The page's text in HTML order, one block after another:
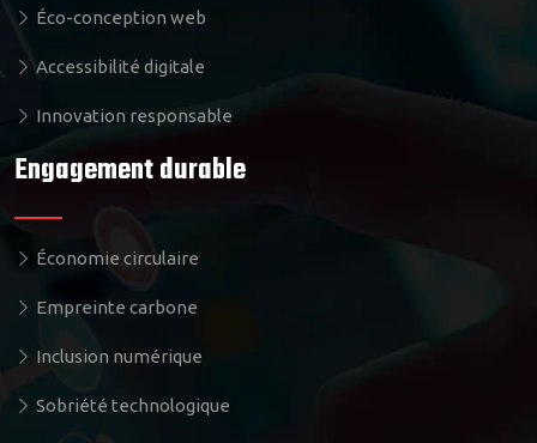
Éco-conception web
Accessibilité digitale
Innovation responsable
Engagement durable
Économie circulaire
Empreinte carbone
Inclusion numérique
Sobriété technologique